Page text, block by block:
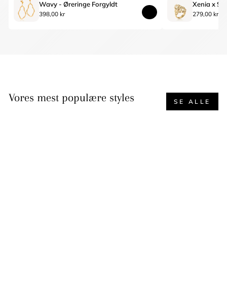
Wavy - Øreringe Forgyldt
398,00 kr 279,00 kr
Vores mest populære styles SE ALLE